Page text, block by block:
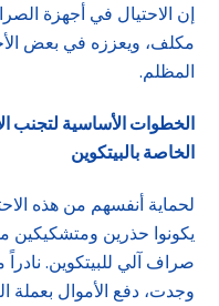
إن الاحتيال في أجهزة
مكلف، ويعززه في بعض
المظلم.
الخطوات الأساسية لتجنب
الخاصة بالبيتكوين
لحماية أنفسهم من هذه
يكونوا حذرين ومتشكيكين
صراف آلي للبيتكوين.
وجدت، دفع الأموال بعملة